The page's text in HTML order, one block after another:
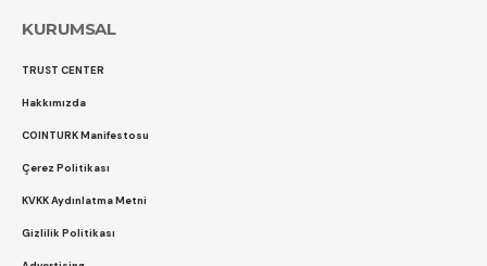
KURUMSAL
TRUST CENTER
Hakkımızda
COINTURK Manifestosu
Çerez Politikası
KVKK Aydınlatma Metni
Gizlilik Politikası